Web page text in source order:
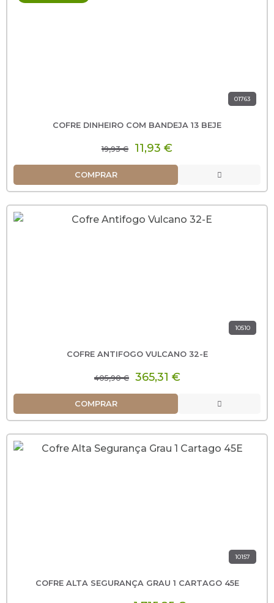
01763
COFRE DINHEIRO COM BANDEJA 13 BEJE
19,93 € 11,93 €
COMPRAR
10510
COFRE ANTIFOGO VULCANO 32-E
405,90 € 365,31 €
COMPRAR
10157
COFRE ALTA SEGURANÇA GRAU 1 CARTAGO 45E